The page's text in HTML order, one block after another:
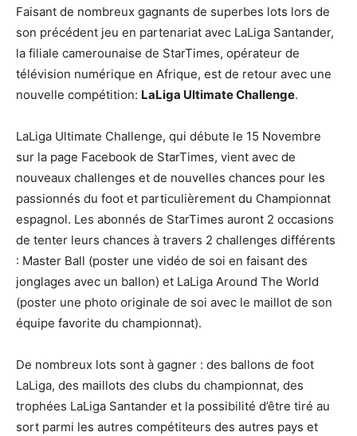
Faisant de nombreux gagnants de superbes lots lors de
son précédent jeu en partenariat avec LaLiga Santander,
la filiale camerounaise de StarTimes, opérateur de
télévision numérique en Afrique, est de retour avec une
nouvelle compétition: LaLiga Ultimate Challenge.
LaLiga Ultimate Challenge, qui débute le 15 Novembre
sur la page Facebook de StarTimes, vient avec de
nouveaux challenges et de nouvelles chances pour les
passionnés du foot et particulièrement du Championnat
espagnol. Les abonnés de StarTimes auront 2 occasions
de tenter leurs chances à travers 2 challenges différents
: Master Ball (poster une vidéo de soi en faisant des
jonglages avec un ballon) et LaLiga Around The World
(poster une photo originale de soi avec le maillot de son
équipe favorite du championnat).
De nombreux lots sont à gagner : des ballons de foot
LaLiga, des maillots des clubs du championnat, des
trophées LaLiga Santander et la possibilité d’être tiré au
sort parmi les autres compétiteurs des autres pays et